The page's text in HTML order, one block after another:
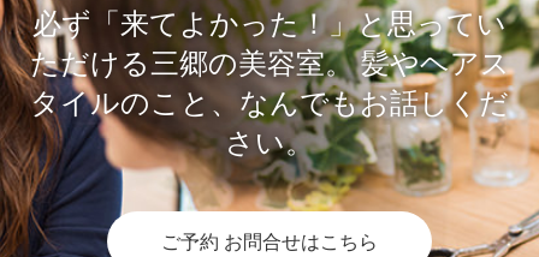
必ず「来てよかった！」と思ってい
ただける三郷の美容室。髪やヘアス
タイルのこと、なんでもお話しくだ
さい。
ご予約 お問合せはこちら